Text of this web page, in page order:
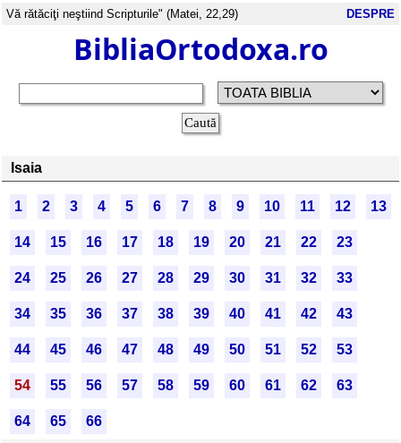
Vă rătăciţi neştiind Scripturile" (Matei, 22,29) DESPRE
BibliaOrtodoxa.ro
Isaia
1 2 3 4 5 6 7 8 9 10 11 12 13
14 15 16 17 18 19 20 21 22 23
24 25 26 27 28 29 30 31 32 33
34 35 36 37 38 39 40 41 42 43
44 45 46 47 48 49 50 51 52 53
54 55 56 57 58 59 60 61 62 63
64 65
66